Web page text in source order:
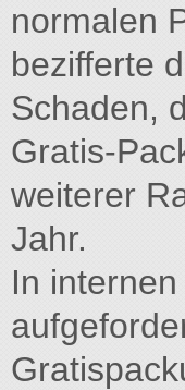
normalen
bezifferte
Schaden,
Gratis-
weiterer
Jahr.
In